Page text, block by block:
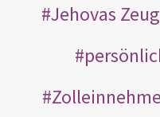
Jehovas